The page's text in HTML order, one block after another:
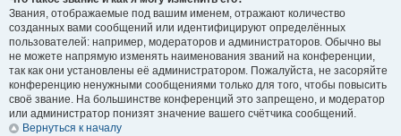
Звания, отображаемые под вашим именем, отражают количество
созданных вами сообщений или идентифицируют определённых
пользователей: например, модераторов и администраторов. Обычно вы
не можете напрямую изменять наименования званий на конференции,
так как они установлены её администратором. Пожалуйста, не засоряйте
конференцию ненужными сообщениями только для того, чтобы повысить
своё звание. На большинстве конференций это запрещено, и модератор
или администратор понизят значение вашего счётчика сообщений.
Вернуться к началу